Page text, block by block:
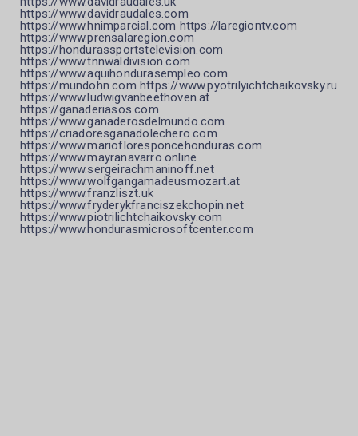
https://www.davidraudales.com
https://www.hnimparcial.com https://laregiontv.com
https://www.prensalaregion.com
https://hondurassportstelevision.com
https://www.tnnwaldivision.com
https://www.aquihondurasempleo.com
https://mundohn.com https://www.pyotrilyichtchaikovsky.ru
https://www.ludwigvanbeethoven.at
https://ganaderiasos.com
https://www.ganaderosdelmundo.com
https://criadoresganadolechero.com
https://www.mariofloresponcehonduras.com
https://www.mayranavarro.online
https://www.sergeirachmaninoff.net
https://www.wolfgangamadeusmozart.at
https://www.franzliszt.uk
https://www.fryderykfranciszekchopin.net
https://www.piotrilichtchaikovsky.com
https://www.hondurasmicrosoftcenter.com